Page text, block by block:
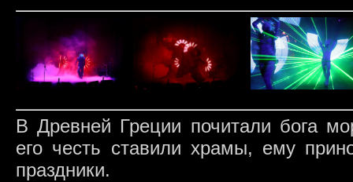
В Древней Греции почитали бога
его честь ставили храмы, ему
праздники.